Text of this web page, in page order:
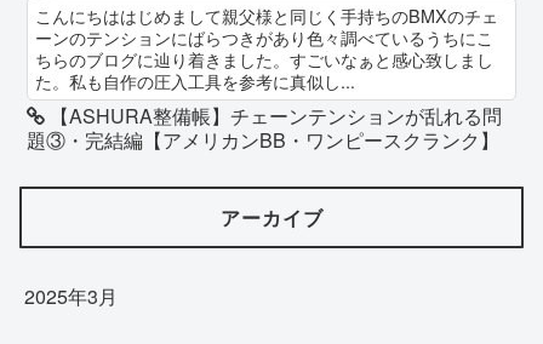
こんにちははじめまして親父様と同じく手持ちのBMXのチェ
ーンのテンションにばらつきがあり色々調べているうちにこ
ちらのブログに辿り着きました。すごいなぁと感心致しまし
た。私も自作の圧入工具を参考に真似し...
【ASHURA整備帳】チェーンテンションが乱れる問
題③・完結編【アメリカンBB・ワンピースクランク】
アーカイブ
2025年3月